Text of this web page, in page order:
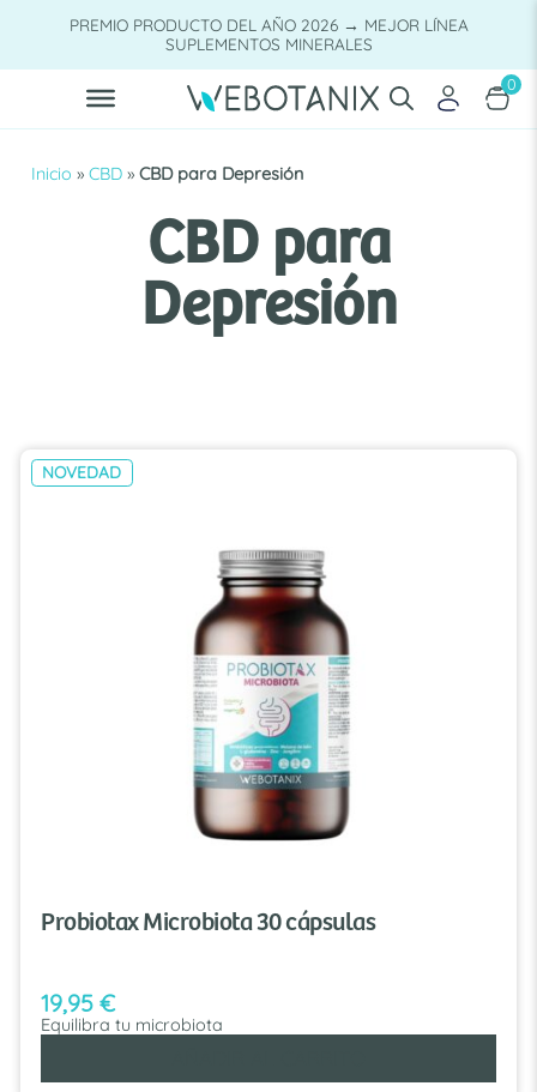
PREMIO PRODUCTO DEL AÑO 2026 → MEJOR LÍNEA
SUPLEMENTOS MINERALES
0
Inicio » CBD» CBD para Depresión
CBD para
Depresión
NOVEDAD
Probiotax Microbiota 30 cápsulas
19,95 €
Equilibra tu microbiota